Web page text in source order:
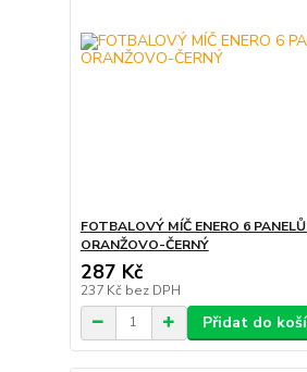
FOTBALOVÝ MÍČ ENERO 6
ORANŽOVO-ČERNÝ
287 Kč
237 Kč bez DPH
Přidat do